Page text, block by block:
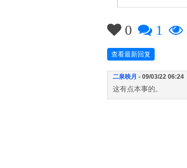
0 1
查看最新回复
二泉映月 - 09/03/22 06:24
这有点本事的。